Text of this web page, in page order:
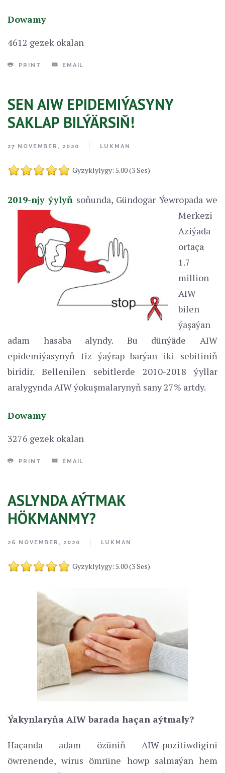
Dowamy
4612 gezek okalan
PRINT EMAIL
SEN AIW EPIDEMIÝASYNY
SAKLAP BILÝÄRSIŇ!
27 NOVEMBER, 2020 LUKMAN
Gyzyklylygy: 5.00 (3 Ses)
2019-njy ýylyň soňunda, Gündogar Ýewropada we
Merkezi
Aziýada
ortaça
1.7
million
AIW
bilen
ýaşaýan
adam hasaba alyndy. Bu dünýäde AIW
epidemiýasynyň tiz ýaýrap barýan iki sebitiniň
biridir. Bellenilen sebitlerde 2010-2018 ýyllar
aralygynda AIW ýokuşmalarynyň sany 27% artdy.
Dowamy
3276 gezek okalan
PRINT EMAIL
ASLYNDA AÝTMAK
HÖKMANMY?
26 NOVEMBER, 2020 LUKMAN
Gyzyklylygy: 5.00 (3 Ses)
Ýakynlaryňa AIW barada haçan aýtmaly?
Haçanda adam özüniň AIW-pozitiwdigini
öwrenende, wirus ömrüne howp salmaýan hem